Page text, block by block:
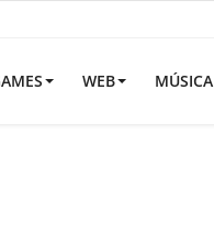
WEB MÚSICA